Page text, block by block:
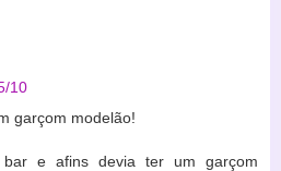
10
garçom modelão!
bar e afins devia ter um garçom